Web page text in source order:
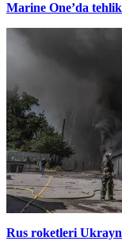
Marine One’da
Rus roketleri